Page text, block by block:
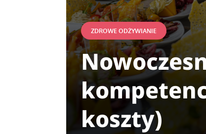
ZDROWE ODŻYWIANIE
koszty)